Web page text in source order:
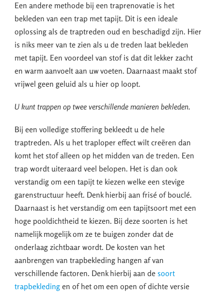
Een andere methode bij een traprenovatie is het
bekleden van een trap met tapijt. Dit is een ideale
oplossing als de traptreden oud en beschadigd zijn. Hier
is niks meer van te zien als u de treden laat bekleden
met tapijt. Een voordeel van stof is dat dit lekker zacht
en warm aanvoelt aan uw voeten. Daarnaast maakt stof
vrijwel geen geluid als u hier op loopt.
U kunt trappen op twee verschillende manieren bekleden.
Bij een volledige stoffering bekleedt u de hele
traptreden. Als u het traploper effect wilt creëren dan
komt het stof alleen op het midden van de treden. Een
trap wordt uiteraard veel belopen. Het is dan ook
verstandig om een tapijt te kiezen welke een stevige
garenstructuur heeft. Denk hierbij aan frisé of bouclé.
Daarnaast is het verstandig om een tapijtsoort met een
hoge pooldichtheid te kiezen. Bij deze soorten is het
namelijk mogelijk om ze te buigen zonder dat de
onderlaag zichtbaar wordt. De kosten van het
aanbrengen van trapbekleding hangen af van
verschillende factoren. Denk hierbij aan de soort
trapbekleding en of het om een open of dichte versie